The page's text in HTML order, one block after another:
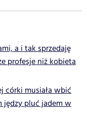
a i tak sprzedaję
profesje niż kobieta
córki musiała wbić
jędzy pluć jadem w